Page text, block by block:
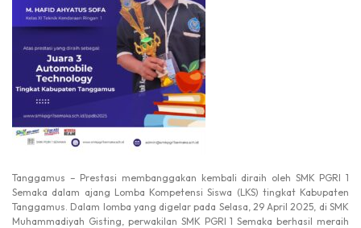
Tanggamus – Prestasi membanggakan kembali diraih oleh SMK PGRI 1
Semaka dalam ajang Lomba Kompetensi Siswa (LKS) tingkat Kabupaten
Tanggamus. Dalam lomba yang digelar pada Selasa, 29 April 2025, di SMK
Muhammadiyah Gisting, perwakilan SMK PGRI 1 Semaka berhasil meraih